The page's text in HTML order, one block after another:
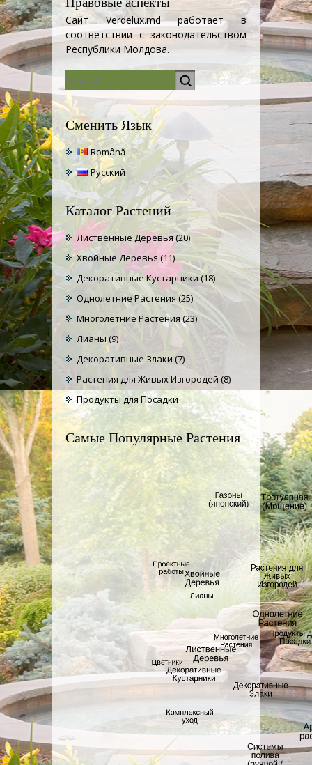
Сайт Verdelux.md работает в
соответствии с законодательством
Республики Молдова.
Сменить Язык
Română
Русский
Каталог Растений
Лиственные Деревья(20)
Хвойные Деревья (11)
Декоративные Кустарники(18)
Однолетние Растения (25)
Многолетние Растения(23)
Лианы(9)
Декоративные Злаки (7)
Растения для Живых Изгородей (8)
Продукты для Посадки
Самые Популярные Растения